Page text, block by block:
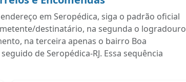
em Seropédica, siga o padrão oficial
destinatário, na segunda o logradouro
na terceira apenas o bairro Boa
de Seropédica-RJ. Essa sequência